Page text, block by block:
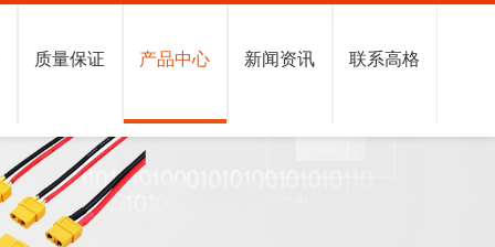
质量保证 产品中心 新闻资讯 联系高格